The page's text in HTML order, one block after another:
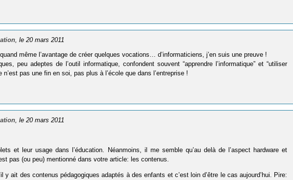
, le 20 mars 2011
même l’avantage de créer quelques vocations… d’informaticiens, j’en suis une preuve !
peu adeptes de l’outil informatique, confondent souvent “apprendre l’informatique” et “utiliser
n’est pas une fin en soi, pas plus à l’école que dans l’entreprise !
, le 20 mars 2011
et leur usage dans l’éducation. Néanmoins, il me semble qu’au delà de l’aspect hardware et
pas (ou peu) mentionné dans votre article: les contenus.
y ait des contenus pédagogiques adaptés à des enfants et c’est loin d’être le cas aujourd’hui. Pire: